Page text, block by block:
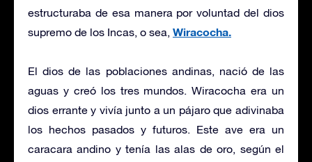
estructuraba de esa manera por voluntad del dios
supremo de los Incas, o sea, Wiracocha.
El dios de las poblaciones andinas, nació de las
aguas y creó los tres mundos. Wiracocha era un
dios errante y vivía junto a un pájaro que adivinaba
los hechos pasados y futuros. Este ave era un
caracara andino y tenía las alas de oro, según el